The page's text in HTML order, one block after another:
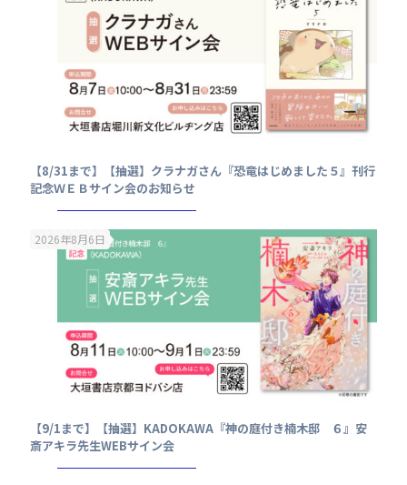
【8/31まで】【抽選】クラナガさん『恐竜はじめました５』刊行
記念ＷＥＢサイン会のお知らせ
2026年8月6日
【9/1まで】【抽選】KADOKAWA『神の庭付き楠木邸 ６』安
斎アキラ先生WEBサイン会